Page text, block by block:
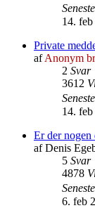
14.
Private
afAnonym
2 Svar
3612
14.
Er der
afDenis
5 Svar
4878
6. feb